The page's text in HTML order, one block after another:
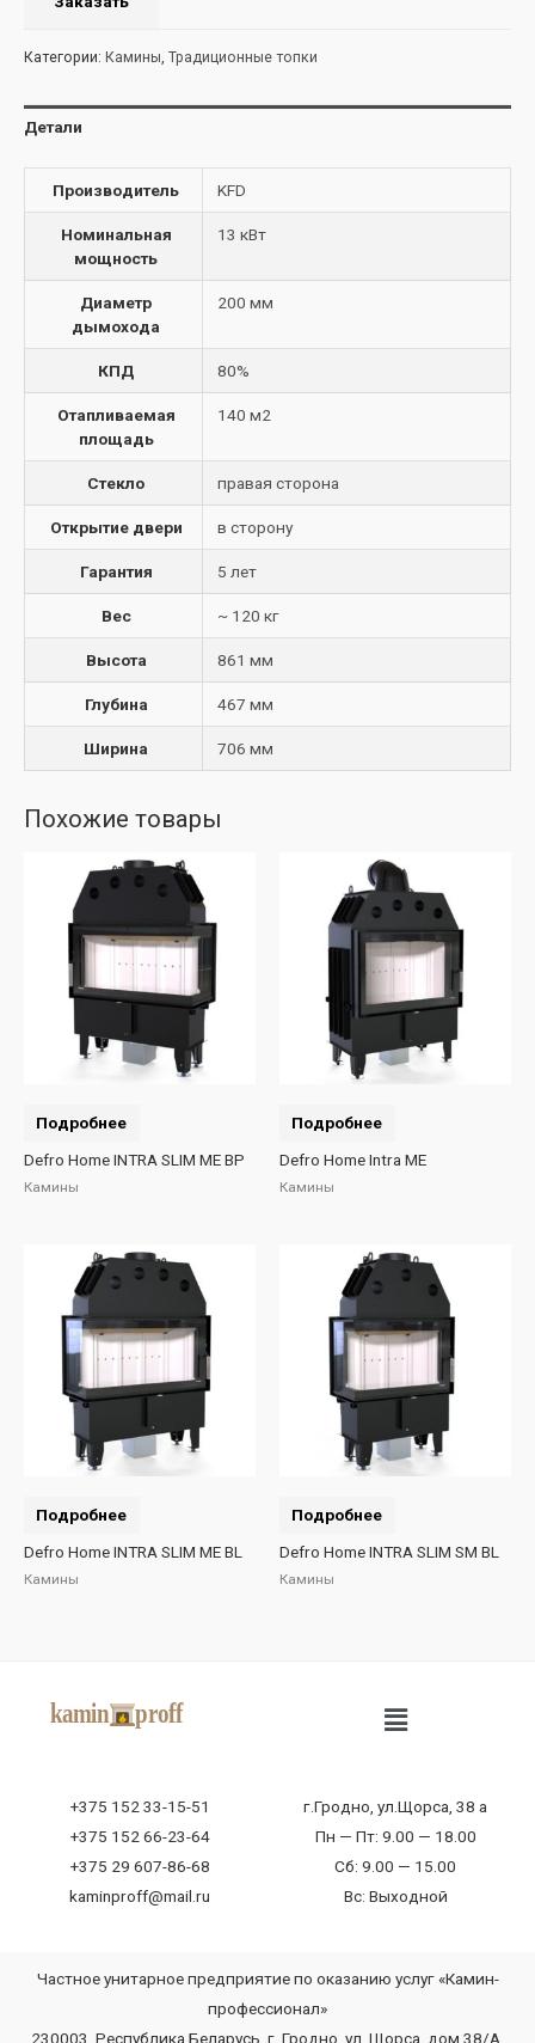
Категории: Камины, Традиционные топки
Детали
Производитель KFD
Номинальная
мощность
13 кВт
Диаметр
дымохода
200 мм
КПД 80%
Отапливаемая
площадь
140 м2
Стекло правая сторона
Открытие двери в сторону
Гарантия 5 лет
Вес ~ 120 кг
Высота 861 мм
Глубина 467 мм
Ширина 706 мм
Похожие товары
Подробнее
Defro Home INTRA SLIM ME BP
Камины
Подробнее
Defro Home Intra ME
Камины
Подробнее
Defro Home INTRA SLIM ME BL
Камины
Подробнее
Defro Home INTRA SLIM SM BL
Камины
+375 152 33-15-51
+375 152 66-23-64
+375 29 607-86-68
kaminproff@mail.ru
г.Гродно, ул.Щорса, 38 а
Пн — Пт: 9.00 — 18.00
Сб: 9.00 — 15.00
Вс: Выходной
Частное унитарное предприятие по оказанию услуг «Камин-
профессионал»
230003, Республика Беларусь, г. Гродно, ул. Щорса, дом 38/А,